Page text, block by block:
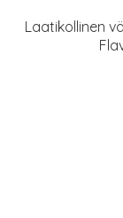
Laatikollinen